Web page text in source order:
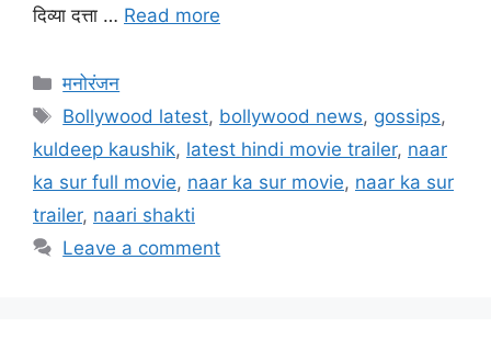
दिव्या दत्ता … Read more
मनोरंजन
Bollywood latest, bollywood news, gossips,
kuldeep kaushik, latest hindi movie trailer, naar
ka sur full movie, naar ka sur movie, naar ka sur
trailer, naari shakti
Leave a comment